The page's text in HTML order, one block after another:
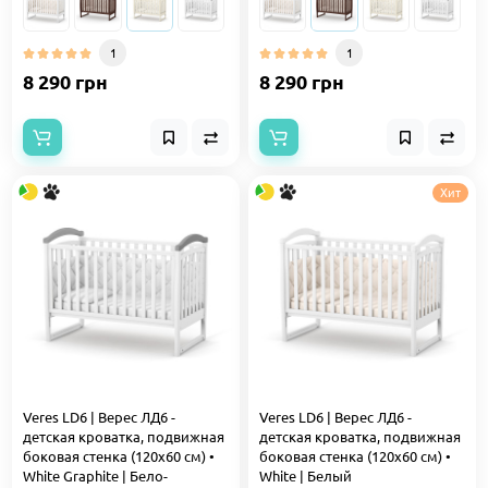
1
8 290 грн
1
8 290 грн
Veres LD6 | Верес ЛД6 -
детская кроватка, подвижная
боковая стенка (120x60 см) •
White Graphite | Бело-
Хит
Veres LD6 | Верес ЛД6 -
детская кроватка, подвижная
боковая стенка (120x60 см) •
White | Белый